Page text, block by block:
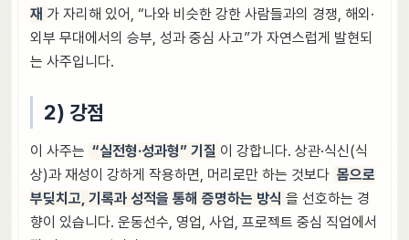
재 가 자리해 있어, “나와 비슷한 강한 사람들과의 경쟁, 해외·
외부 무대에서의 승부, 성과 중심 사고”가 자연스럽게 발현되
는 사주입니다.
2) 강점
이 사주는 “실전형·성과형” 기질 이 강합니다. 상관·식신(식
상)과 재성이 강하게 작용하면, 머리로만 하는 것보다 몸으로
부딪치고, 기록과 성적을 통해 증명하는 방식 을 선호하는 경
향이 있습니다. 운동선수, 영업, 사업, 프로젝트 중심 직업에서